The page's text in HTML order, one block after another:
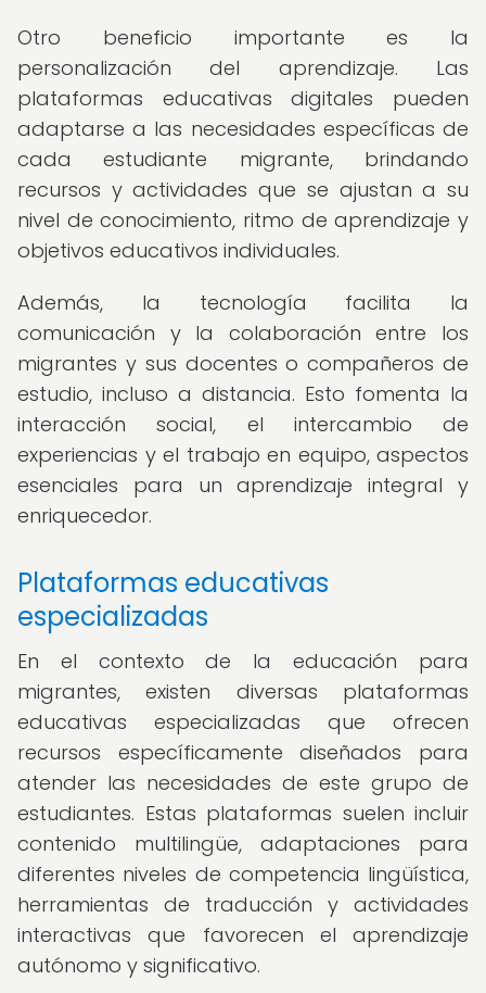
Otro beneficio importante es la
personalización del aprendizaje. Las
plataformas educativas digitales pueden
adaptarse a las necesidades específicas de
cada estudiante migrante, brindando
recursos y actividades que se ajustan a su
nivel de conocimiento, ritmo de aprendizaje y
objetivos educativos individuales.
Además, la tecnología facilita la
comunicación y la colaboración entre los
migrantes y sus docentes o compañeros de
estudio, incluso a distancia. Esto fomenta la
interacción social, el intercambio de
experiencias y el trabajo en equipo, aspectos
esenciales para un aprendizaje integral y
enriquecedor.
Plataformas educativas
especializadas
En el contexto de la educación para
migrantes, existen diversas plataformas
educativas especializadas que ofrecen
recursos específicamente diseñados para
atender las necesidades de este grupo de
estudiantes. Estas plataformas suelen incluir
contenido multilingüe, adaptaciones para
diferentes niveles de competencia lingüística,
herramientas de traducción y actividades
interactivas que favorecen el aprendizaje
autónomo y significativo.